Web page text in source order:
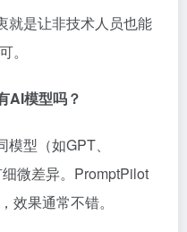
就是让非技术人员也能
。
AI模型吗？
型（如GPT、
微差异。PromptPilot
效果通常不错。